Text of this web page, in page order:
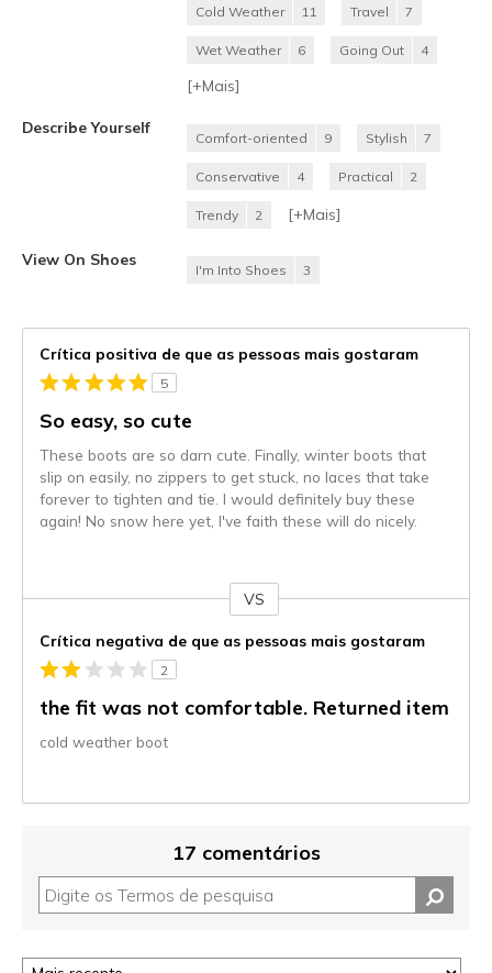
Cold Weather 11 Travel 7
Wet Weather 6 Going Out 4
[+Mais]
Describe Yourself
Comfort-oriented 9 Stylish 7
Conservative 4 Practical 2
Trendy 2 [+Mais]
View On Shoes
I'm Into Shoes 3
Crítica positiva de que as pessoas mais gostaram
5
So easy, so cute
These boots are so darn cute. Finally, winter boots that
slip on easily, no zippers to get stuck, no laces that take
forever to tighten and tie. I would definitely buy these
again! No snow here yet, I've faith these will do nicely.
VS
Crítica negativa de que as pessoas mais gostaram
2
the fit was not comfortable. Returned item
cold weather boot
17 comentários